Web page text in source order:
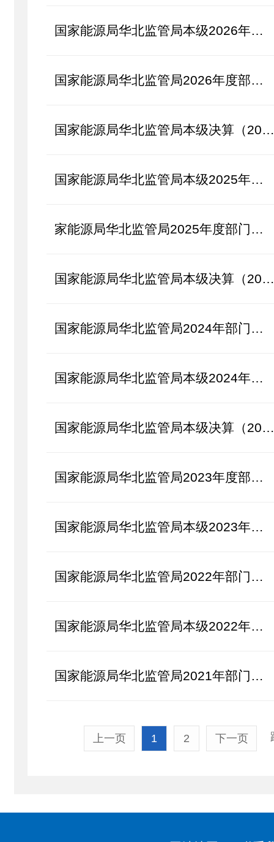
国家能源局华北监管局本级2026年部门预算
国家能源局华北监管局2026年度部门预算
国家能源局华北监管局本级决算（2024年度）
国家能源局华北监管局本级2025年度部门预算
家能源局华北监管局2025年度部门预算
国家能源局华北监管局本级决算（2023年度）
国家能源局华北监管局2024年部门预算
国家能源局华北监管局本级2024年部门预算
国家能源局华北监管局本级决算（2022年度）
国家能源局华北监管局2023年度部门预算
国家能源局华北监管局本级2023年度部门预算
国家能源局华北监管局2022年部门预算
国家能源局华北监管局本级2022年部门预算
国家能源局华北监管局2021年部门预算
上一页 1 2 下一页